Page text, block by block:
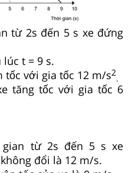
từ 2s đến 5 s xe đứng
t = 9 s.
tốc với gia tốc 12 m/s2
.
tăng tốc với gia tốc 6
gian từ 2s đến 5 s xe
đổi là 12 m/s.